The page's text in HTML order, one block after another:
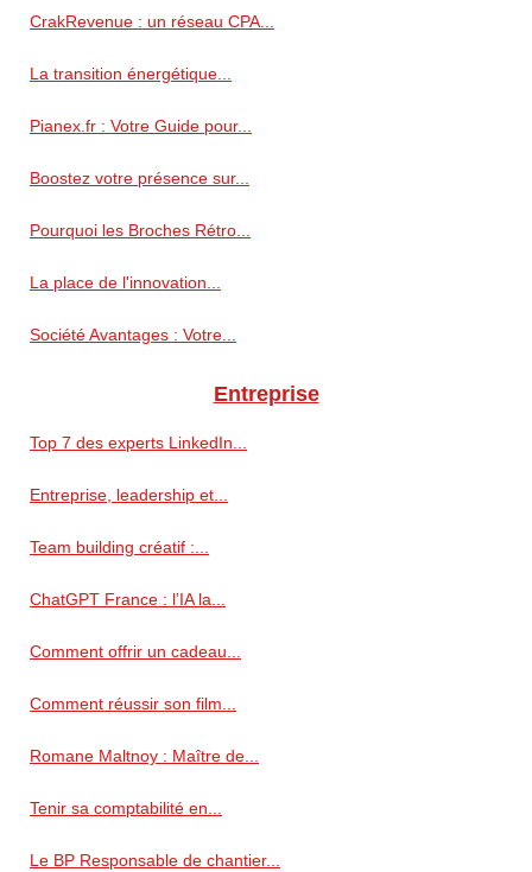
CrakRevenue : un réseau CPA...
La transition énergétique...
Pianex.fr : Votre Guide pour...
Boostez votre présence sur...
Pourquoi les Broches Rétro...
La place de l'innovation...
Société Avantages : Votre...
Entreprise
Top 7 des experts LinkedIn...
Entreprise, leadership et...
Team building créatif :...
ChatGPT France : l’IA la...
Comment offrir un cadeau...
Comment réussir son film...
Romane Maltnoy : Maître de...
Tenir sa comptabilité en...
Le BP Responsable de chantier...